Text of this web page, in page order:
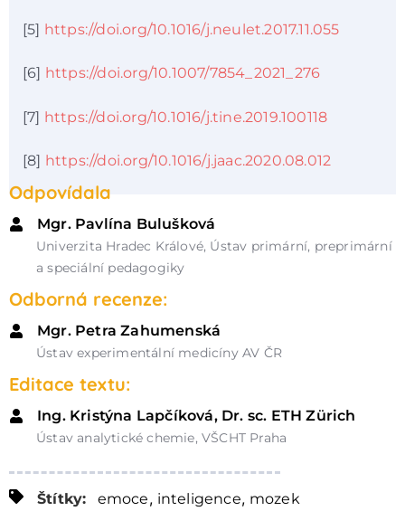
[5] https://doi.org/10.1016/j.neulet.2017.11.055
[6] https://doi.org/10.1007/7854_2021_276
[7] https://doi.org/10.1016/j.tine.2019.100118
[8] https://doi.org/10.1016/j.jaac.2020.08.012
Odpovídala
Mgr. Pavlína Bulušková
Univerzita Hradec Králové, Ústav primární, preprimární
a speciální pedagogiky
Odborná recenze:
Mgr. Petra Zahumenská
Ústav experimentální medicíny AV ČR
Editace textu:
Ing. Kristýna Lapčíková, Dr. sc. ETH Zürich
Ústav analytické chemie, VŠCHT Praha
Štítky: emoce, inteligence, mozek